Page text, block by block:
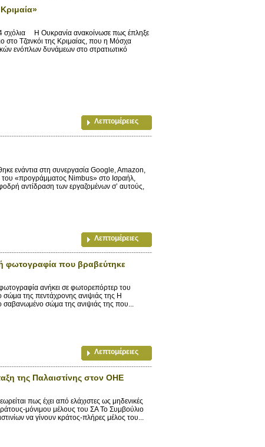
σχόλια Η Ουκρανία ανακοίνωσε πως έπληξε
στο Τζανκόι της Κριμαίας, που η Μόσχα
ενόπλων δυνάμεων στο στρατιωτικό
Λεπτομέρειες
ενάντια στη συνεργασία Google, Amazon,
«προγράμματος Nimbus» στο Ισραήλ,
αντίδραση των εργαζομένων σ’ αυτούς,
Λεπτομέρειες
φωτογραφία που βραβεύτηκε
ανήκει σε φωτορεπόρτερ του
σώμα της πεντάχρονης ανιψιάς της Η
σαβανωμένο σώμα της ανιψιάς της που...
Λεπτομέρειες
της Παλαιστίνης στον ΟΗΕ
πως έχει από ελάχιστες ως μηδενικές
μόνιμου μέλους του ΣΑ Το Συμβούλιο
να γίνουν κράτος-πλήρες μέλος του...